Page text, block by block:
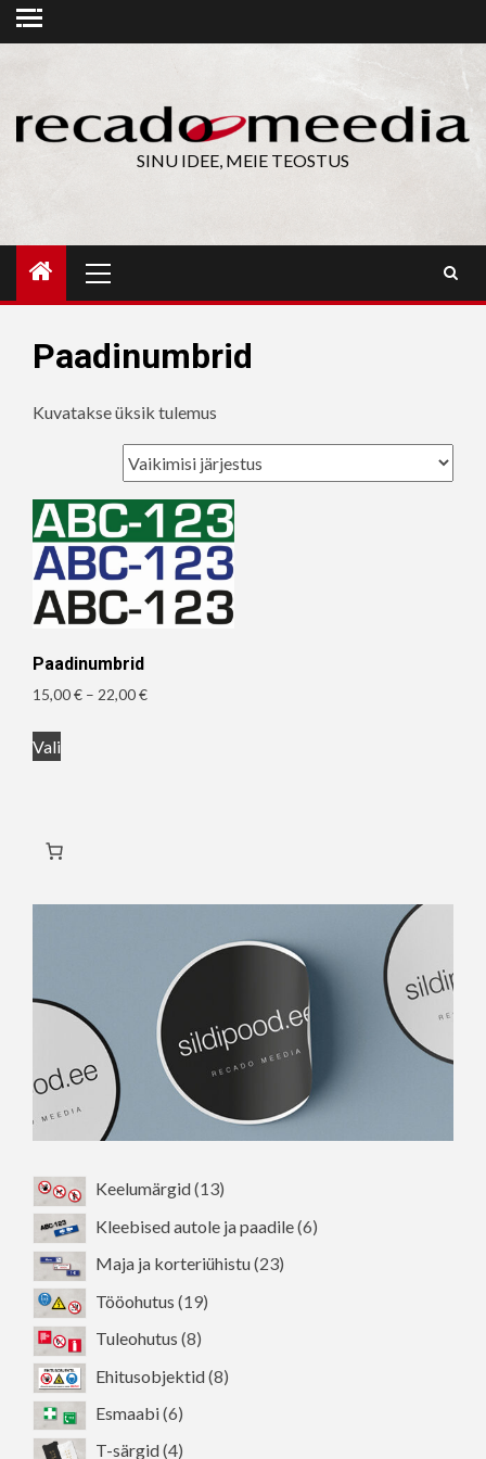
Skip
to
SINU IDEE, MEIE TEOSTUS
Menu
Paadinumbrid
Kuvatakse üksik tulemus
Paadinumbrid
15,00€ – 22,00€Hinnavahemik:
Vali
saab
Keelumärgid 1313
toodet
Kleebised autole ja paadile 66
Maja ja korteriühistu 2323
Tööohutus 1919
Tuleohutus 88
toodet
Ehitusobjektid 88
Esmaabi 66
toodet
T-särgid 44